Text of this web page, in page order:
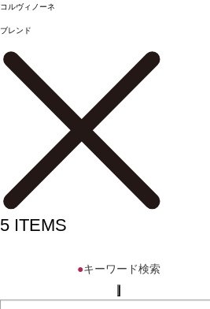
コルヴィノーネ
ブレンド
5 ITEMS
●キーワード検索